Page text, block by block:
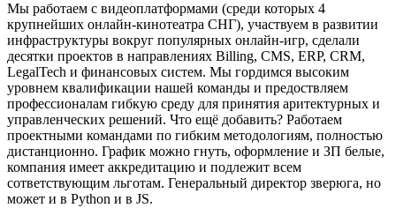
Мы работаем с видеоплатформами (среди которых 4
крупнейших онлайн-кинотеатра СНГ), участвуем в развитии
инфраструктуры вокруг популярных онлайн-игр, сделали
десятки проектов в направлениях Billing, CMS, ERP, CRM,
LegalTech и финансовых систем. Мы гордимся высоким
уровнем квалификации нашей команды и предоствляем
профессионалам гибкую среду для принятия аритектурных и
управленческих решений. Что ещё добавить? Работаем
проектными командами по гибким методологиям, полностью
дистанционно. График можно гнуть, оформление и ЗП белые,
компания имеет аккредитацию и подлежит всем
сответствующим льготам. Генеральный директор зверюга, но
может и в Python и в JS.